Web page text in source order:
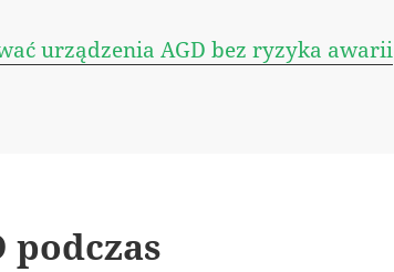
urządzenia AGD bez ryzyka awarii
podczas